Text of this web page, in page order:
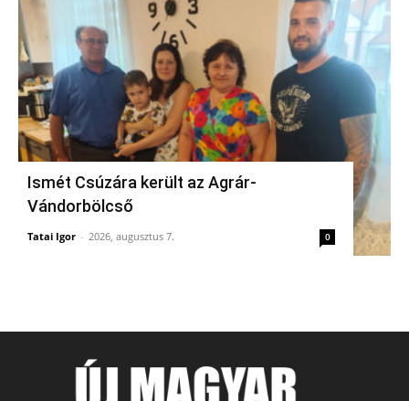
Ismét Csúzára került az Agrár-
Vándorbölcső
Tatai Igor - 2026, augusztus 7. 0